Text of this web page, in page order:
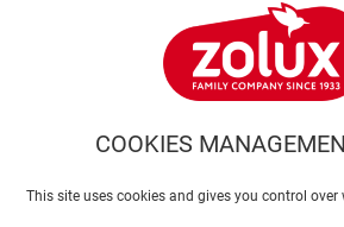
COOKIES
This site uses cookies and gives you control
významnou inovaci v oblasti
nezadá se
posádky